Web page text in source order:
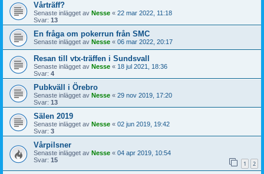
Vårträff?
Senaste inlägget av Nesse « 22 mar 2022, 11:18
Svar: 13
En fråga om pokerrun från SMC
Senaste inlägget av Nesse « 06 mar 2022, 20:17
Resan till vtx-träffen i Sundsvall
Senaste inlägget av Nesse « 18 jul 2021, 18:36
Svar: 4
Pubkväll i Örebro
Senaste inlägget av Nesse « 29 nov 2019, 17:20
Svar: 13
Sälen 2019
Senaste inlägget av Nesse « 02 jun 2019, 19:42
Svar: 3
Vårpilsner
Senaste inlägget av Nesse « 04 apr 2019, 10:54
Svar: 15 1 2